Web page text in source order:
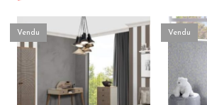
Vendu Vendu